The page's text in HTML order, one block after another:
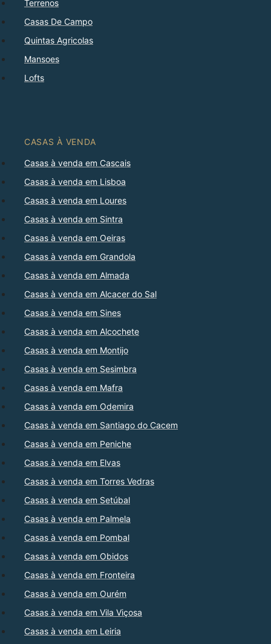
Terrenos
Casas De Campo
Quintas Agricolas
Mansoes
Lofts
CASAS À VENDA
Casas à venda em Cascais
Casas à venda em Lisboa
Casas à venda em Loures
Casas à venda em Sintra
Casas à venda em Oeiras
Casas à venda em Grandola
Casas à venda em Almada
Casas à venda em Alcacer do Sal
Casas à venda em Sines
Casas à venda em Alcochete
Casas à venda em Montijo
Casas à venda em Sesimbra
Casas à venda em Mafra
Casas à venda em Odemira
Casas à venda em Santiago do Cacem
Casas à venda em Peniche
Casas à venda em Elvas
Casas à venda em Torres Vedras
Casas à venda em Setúbal
Casas à venda em Palmela
Casas à venda em Pombal
Casas à venda em Obidos
Casas à venda em Fronteira
Casas à venda em Ourém
Casas à venda em Vila Viçosa
Casas à venda em Leiria